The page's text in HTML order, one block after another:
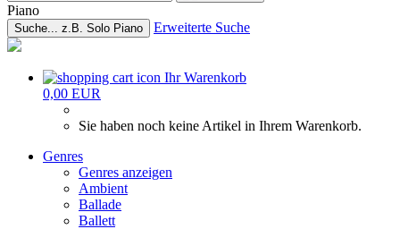
Piano
Suche... z.B. Solo Piano Erweiterte Suche
Ihr Warenkorb
0,00 EUR
Sie haben noch keine Artikel in Ihrem Warenkorb.
Genres
Genres anzeigen
Ambient
Ballade
Ballett